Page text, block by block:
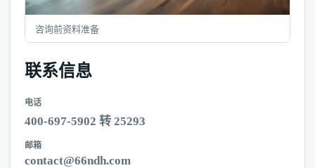
咨询前资料准备
联系信息
电话
400-697-5902 转 25293
邮箱
contact@66ndh.com